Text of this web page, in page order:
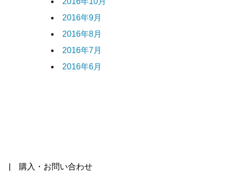
2016年9月
2016年8月
2016年7月
2016年6月
購入・お問い合わせ